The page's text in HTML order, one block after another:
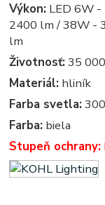
Výkon: LED 6W
2400 lm / 38W -
lm
Životnosť: 35
Materiál: hliník
Farba svetla:
Farba: biela
Stupeň ochrany: